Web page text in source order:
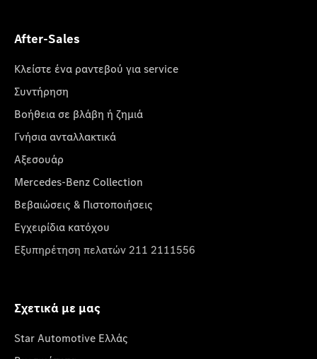
After-Sales
Κλείστε ένα ραντεβού για service
Συντήρηση
Βοήθεια σε βλάβη ή ζημιά
Γνήσια ανταλλακτικά
Αξεσουάρ
Mercedes-Benz Collection
Βεβαιώσεις & Πιστοποιήσεις
Εγχειρίδια κατόχου
Εξυπηρέτηση πελατών 211 2111556
Σχετικά με μας
Star Automotive Ελλάς